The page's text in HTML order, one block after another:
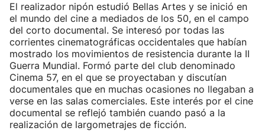
El realizador nipón estudió Bellas Artes y se inició en
el mundo del cine a mediados de los 50, en el campo
del corto documental. Se interesó por todas las
corrientes cinematográficas occidentales que habían
mostrado los movimientos de resistencia durante la II
Guerra Mundial. Formó parte del club denominado
Cinema 57, en el que se proyectaban y discutían
documentales que en muchas ocasiones no llegaban a
verse en las salas comerciales. Este interés por el cine
documental se reflejó también cuando pasó a la
realización de largometrajes de ficción.